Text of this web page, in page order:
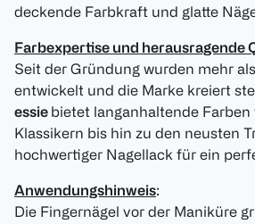
deckende Farbkraft und glatte
Farbexpertise und herausragende
Seit der Gründung wurden mehr
entwickelt und die Marke kreiert
essie bietet langanhaltende Farben
Klassikern bis hin zu den neusten
hochwertiger Nagellack für ein
Anwendungshinweis:
Die Fingernägel vor der Maniküre